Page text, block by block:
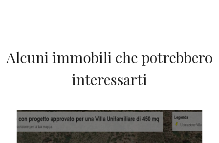
Alcuni immobili che potrebbero
interessarti